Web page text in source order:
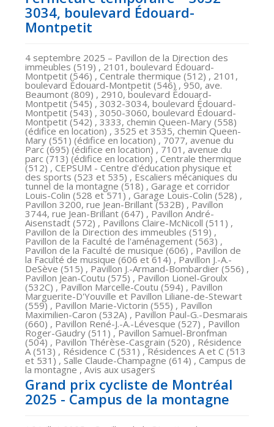
3034, boulevard Édouard-
Montpetit
4 septembre 2025 – Pavillon de la Direction des
immeubles (519) , 2101, boulevard Édouard-
Montpetit (546) , Centrale thermique (512) , 2101,
boulevard Édouard-Montpetit (546) , 950, ave.
Beaumont (809) , 2910, boulevard Édouard-
Montpetit (545) , 3032-3034, boulevard Édouard-
Montpetit (543) , 3050-3060, boulevard Édouard-
Montpetit (542) , 3333, chemin Queen-Mary (558)
(édifice en location) , 3525 et 3535, chemin Queen-
Mary (551) (édifice en location) , 7077, avenue du
Parc (695) (édifice en location) , 7101, avenue du
parc (713) (édifice en location) , Centrale thermique
(512) , CEPSUM - Centre d'éducation physique et
des sports (523 et 535) , Escaliers mécaniques du
tunnel de la montagne (518) , Garage et corridor
Louis-Colin (528 et 571) , Garage Louis-Colin (528) ,
Pavillon 3200, rue Jean-Brillant (532B) , Pavillon
3744, rue Jean-Brillant (647) , Pavillon André-
Aisenstadt (572) , Pavillons Claire-McNicoll (511) ,
Pavillon de la Direction des immeubles (519) ,
Pavillon de la Faculté de l'aménagement (563) ,
Pavillon de la Faculté de musique (606) , Pavillon de
la Faculté de musique (606 et 614) , Pavillon J.-A.-
DeSève (515) , Pavillon J.-Armand-Bombardier (556) ,
Pavillon Jean-Coutu (575) , Pavillon Lionel-Groulx
(532C) , Pavillon Marcelle-Coutu (594) , Pavillon
Marguerite-D'Youville et Pavillon Liliane-de-Stewart
(559) , Pavillon Marie-Victorin (555) , Pavillon
Maximilien-Caron (532A) , Pavillon Paul-G.-Desmarais
(660) , Pavillon René-J.-A.-Lévesque (527) , Pavillon
Roger-Gaudry (511) , Pavillon Samuel-Bronfman
(504) , Pavillon Thérèse-Casgrain (520) , Résidence
A (513) , Résidence C (531) , Résidences A et C (513
et 531) , Salle Claude-Champagne (614) , Campus de
la montagne , Avis aux usagers
Grand prix cycliste de Montréal
2025 - Campus de la montagne